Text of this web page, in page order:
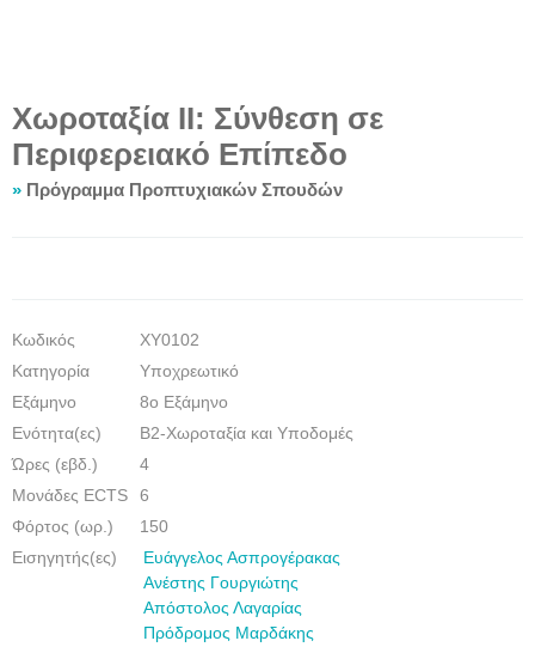
Χωροταξία ΙΙ: Σύνθεση σε
Περιφερειακό Επίπεδο
» Πρόγραμμα Προπτυχιακών Σπουδών
Κωδικός
ΧΥ0102
Κατηγορία
Υποχρεωτικό
Εξάμηνο
8ο Εξάμηνο
Eνότητα(ες)
Β2-Χωροταξία και Υποδομές
Ώρες (εβδ.)
4
Μονάδες ECTS
6
Φόρτος (ωρ.)
150
Εισηγητής(ες)
Ευάγγελος Ασπρογέρακας
Ανέστης Γουργιώτης
Απόστολος Λαγαρίας
Πρόδρομος Μαρδάκης